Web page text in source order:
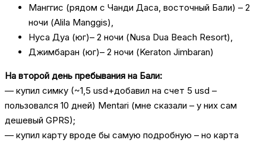
Манггис (рядом с Чанди Даса, восточный Бали) – 2
ночи (Alila Manggis),
Нуса Дуа (юг)– 2 ночи (Nusa Dua Beach Resort),
Джимбаран (юг)– 2 ночи (Keraton Jimbaran)
На второй день пребывания на Бали:
— купил симку (~1,5 usd+добавил на счет 5 usd –
пользовался 10 дней) Mentari (мне сказали – у них сам
дешевый GPRS);
— купил карту вроде бы самую подробную – но карта